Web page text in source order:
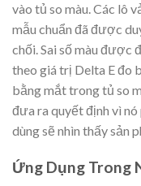
vào tủ so màu. Các lô
mẫu chuẩn đã được
chối. Sai số màu được
theo giá trị Delta E đo
bằng mắt trong tủ so
đưa ra quyết định vì
dùng sẽ nhìn thấy sản
Ứng Dụng Trong